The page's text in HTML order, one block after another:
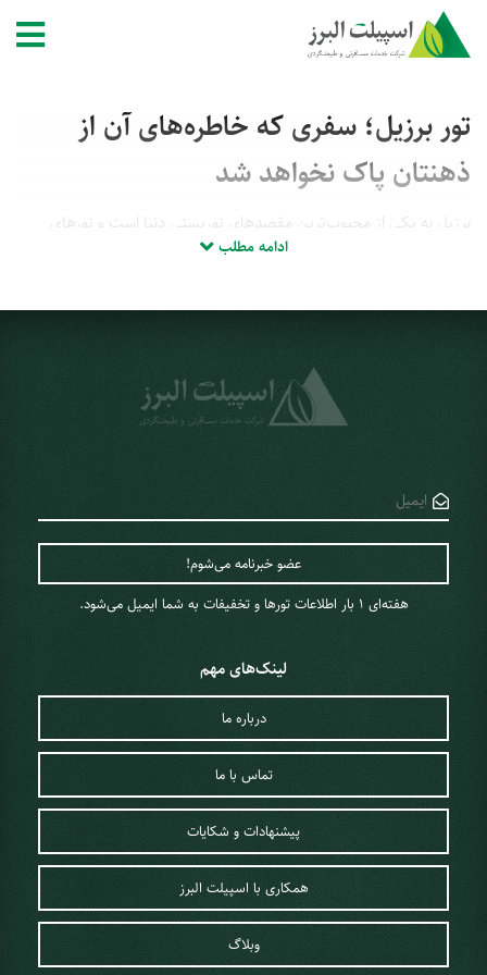
تور برزیل؛ سفری که خاطره‌های آن از
ذهنتان پاک نخواهد شد
متعددی در بازه‌های زمانی مختلف از جمله عید نوروز برای سفر به این
به فرد داشته باشید، پیشنهاد ما به شما، سفر به کشور برزیل با این تور
جمله آبشار ایگواسو، موزه‌های کلیسای برازیلیا، باغ گیاه‌شناسی کوریتیبا،
کوه شوگرلوف، مجسمه بزرگ مسیح، رودخانه آمازون، کارناوال ریو،
پانتانال، سواحل سالوادور و مرکز تاریخی اولیندا را خواهید داشت. در این
برزیل در فصل پاییز 1404، بهار 1404 بررسی کرده‌ایم.
برزیل؛ یکی از محبوب‌ترین کشورهای
آمریکای جنوبی برای گردشگری
کشور برزیل با نام رسمی جمهوری فدراتیو برزیل، پنجمین کشور بزرگ
ادامه مطلب
هفته‌ای 1 ‌بار اطلاعات تورها و تخفیفات به شما ایمیل می‌شود.
لینک‌های مهم
درباره ما
تماس با ما
پیشنهادات و شکایات
همکاری با اسپیلت البرز
وبلاگ